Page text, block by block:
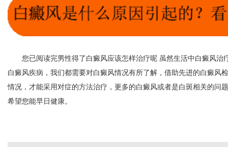
您已阅读完男性得了白癜风应该怎样治疗呢 虽然生活中白癜风治
白癜风疾病，我们都需要对白癜风情况有所了解，借助先进的白癜风
情况，才能采用对症的方法治疗，更多的白癜风或者是白斑相关的问
希望您能早日健康。